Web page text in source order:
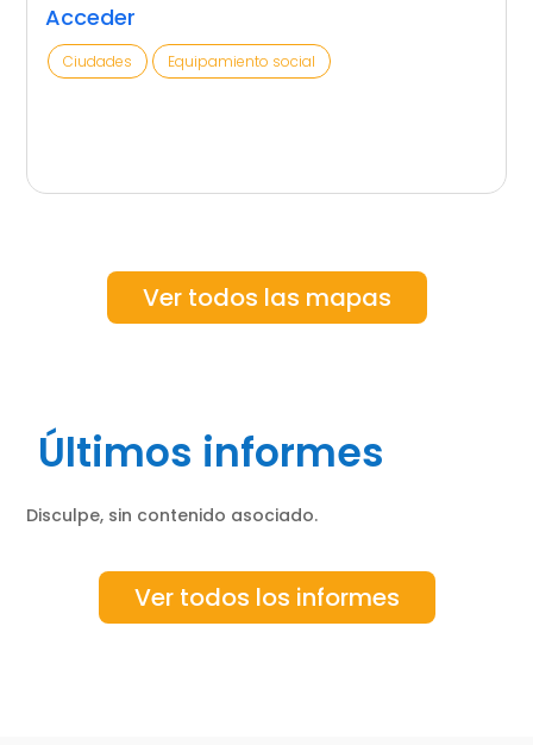
Acceder
Ciudades Equipamiento social
Ver todos las mapas
Últimos informes
Disculpe, sin contenido asociado.
Ver todos los informes